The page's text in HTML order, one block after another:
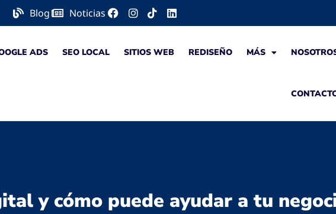
Blog Noticias
ADS SEO LOCAL SITIOS WEB REDISEÑO MÁS
y cómo puede ayudar a tu